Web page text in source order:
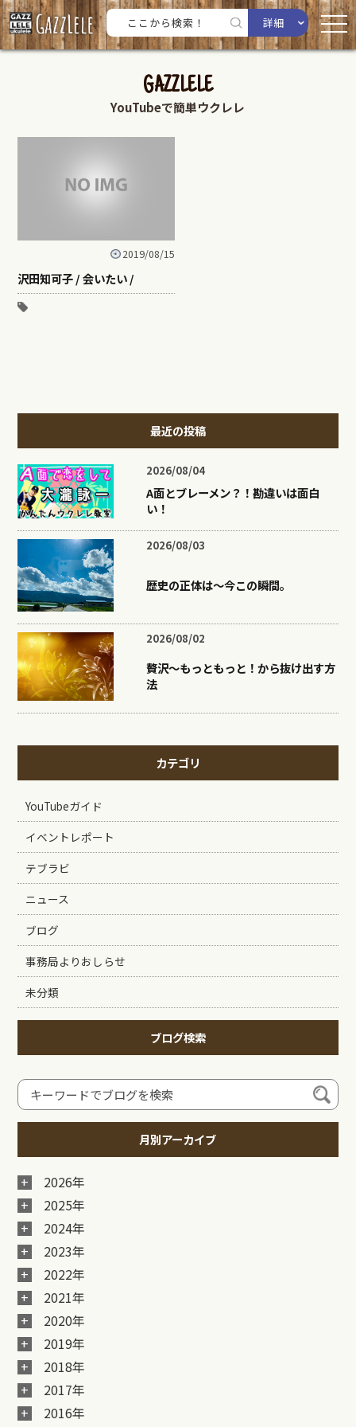
詳細
GAZZLELE
YouTubeで簡単ウクレレ
2019/08/15
沢田知可子 / 会いたい /
最近の投稿
2026/08/04
A面とブレーメン？！勘違いは面白
い！
2026/08/03
歴史の正体は〜今この瞬間。
2026/08/02
贅沢〜もっともっと！から抜け出す方
法
カテゴリ
YouTubeガイド
イベントレポート
テブラビ
ニュース
ブログ
事務局よりおしらせ
未分類
ブログ検索
月別アーカイブ
2026年
2025年
2024年
2023年
2022年
2021年
2020年
2019年
2018年
2017年
2016年